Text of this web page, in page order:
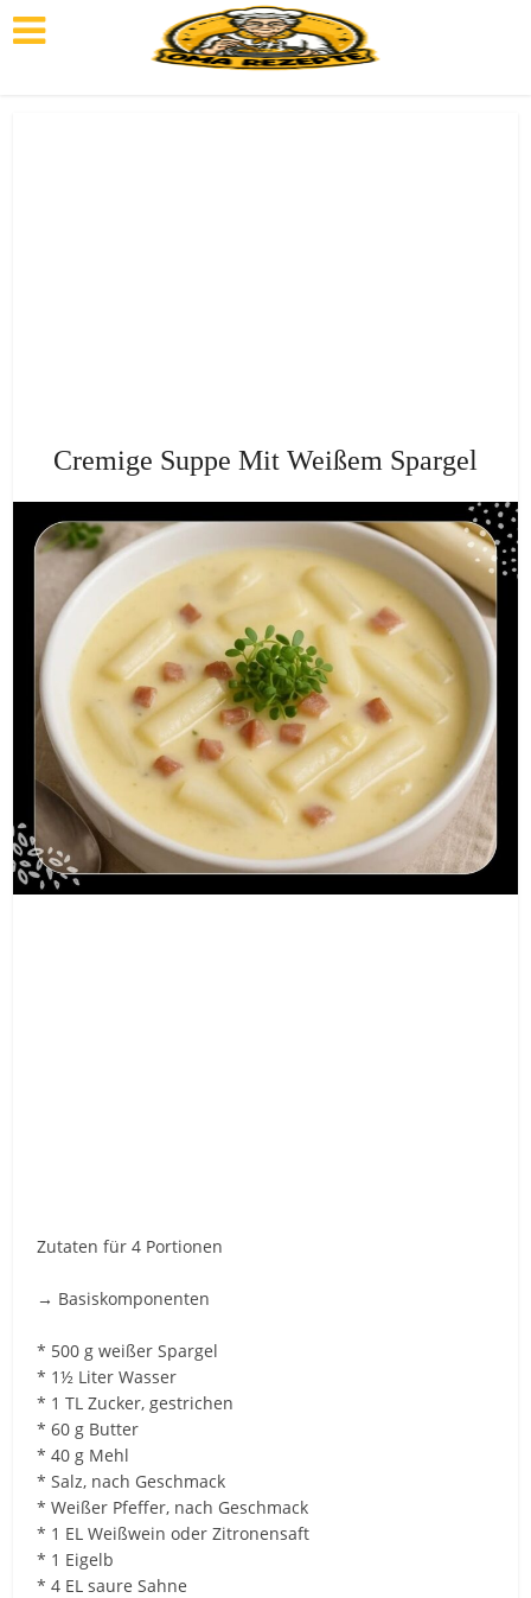
Cremige Suppe Mit Weißem Spargel
Zutaten für 4 Portionen
→ Basiskomponenten
* 500 g weißer Spargel
* 1½ Liter Wasser
* 1 TL Zucker, gestrichen
* 60 g Butter
* 40 g Mehl
* Salz, nach Geschmack
* Weißer Pfeffer, nach Geschmack
* 1 EL Weißwein oder Zitronensaft
* 1 Eigelb
* 4 EL saure Sahne